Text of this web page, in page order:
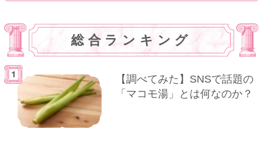
総合ランキング
【調べてみた】SNSで話題の
「マコモ湯」とは何なのか？